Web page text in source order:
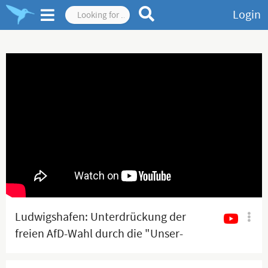
Login
Ludwigshafen: Unterdrückung der
freien AfD-Wahl durch die "Unser-